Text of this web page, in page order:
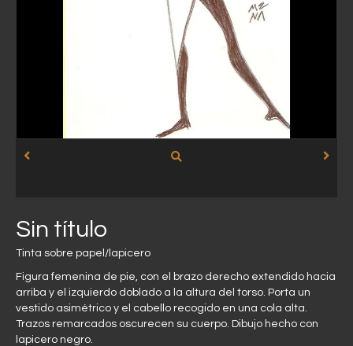
Sin título
Tinta sobre papel/lapicero
Figura femenina de pie, con el brazo derecho extendido hacia
arriba y el izquierdo doblado a la altura del torso. Porta un
vestido asimétrico y el cabello recogido en una cola alta.
Trazos remarcados oscurecen su cuerpo. Dibujo hecho con
lapicero negro.